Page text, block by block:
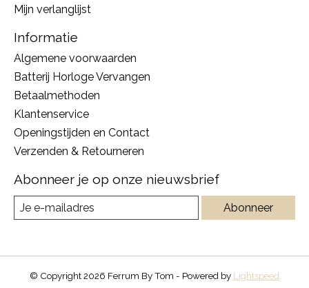
Mijn verlanglijst
Informatie
Algemene voorwaarden
Batterij Horloge Vervangen
Betaalmethoden
Klantenservice
Openingstijden en Contact
Verzenden & Retourneren
Abonneer je op onze nieuwsbrief
Abonneer
© Copyright 2026 Ferrum By Tom - Powered by Lightspeed